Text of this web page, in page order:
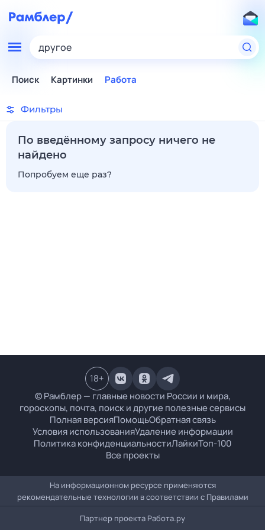
другое
Поиск Картинки Работа
Фильтры
По введённому запросу ничего не
найдено
Попробуем еще раз?
© Рамблер — главные новости России и мира,
гороскопы, почта, поиск и другие полезные сервисы
Полная версияПомощьОбратная связь
Условия использованияУдаление информации
Политика конфиденциальностиЛайкиТоп-100
Все проекты
18+
На информационном ресурсе применяются
рекомендательные технологии в соответствии с Правилами
Партнер проекта Работа.ру